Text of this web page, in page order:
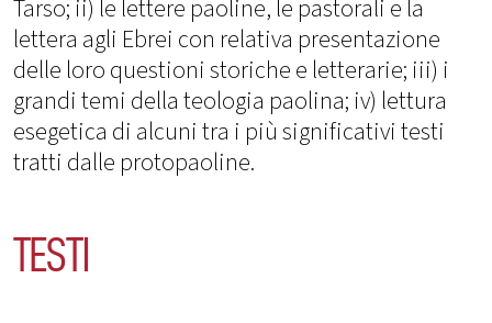
Tarso; ii) le lettere paoline, le pastorali e la
lettera agli Ebrei con relativa presentazione
delle loro questioni storiche e letterarie; iii) i
grandi temi della teologia paolina; iv) lettura
esegetica di alcuni tra i più significativi testi
tratti dalle protopaoline.
TESTI